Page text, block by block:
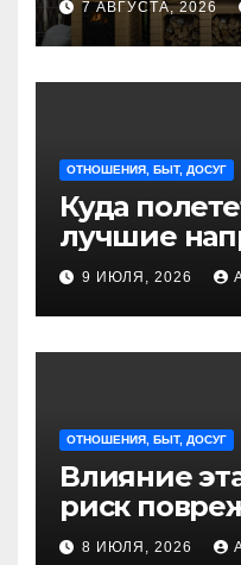
отдыха на
7 АВГУСТА, 2026
ОТНОШЕНИЯ, БЫТ, ДОСУГ
Куда
лучшие
отдыха из
Петербурга
9 ИЮЛЯ, 2026
ОТНОШЕНИЯ, БЫТ, ДОСУГ
Влияние
риск
8 ИЮЛЯ, 2026